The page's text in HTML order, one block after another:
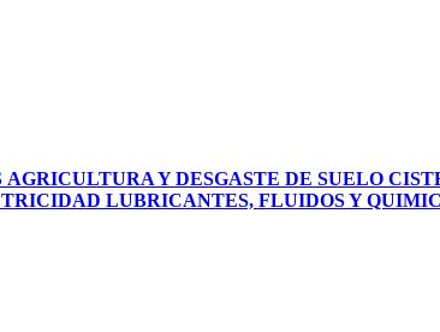
AGRICULTURA Y DESGASTE DE SUELO
LUBRICANTES, FLUIDOS Y